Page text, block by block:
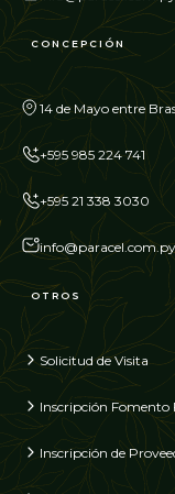
CONCEPCIÓN
14 de Mayo entre
+595 985 224 741
+595 21 338 3030
info@paracel.com.py
OTROS
Solicitud de Visita
Inscripción Fomento
Inscripción de